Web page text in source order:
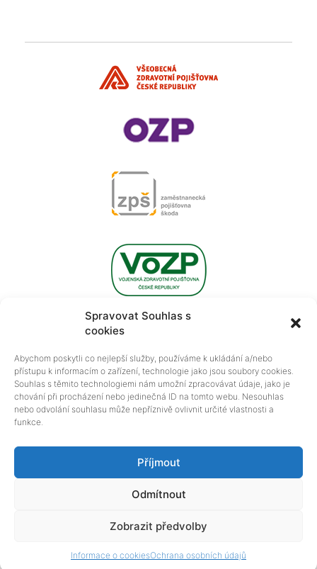
Spravovat Souhlas s
cookies
Abychom poskytli co nejlepší služby, používáme k ukládání a/nebo
přístupu k informacím o zařízení, technologie jako jsou soubory cookies.
Souhlas s těmito technologiemi nám umožní zpracovávat údaje, jako je
chování při procházení nebo jedinečná ID na tomto webu. Nesouhlas
nebo odvolání souhlasu může nepříznivě ovlivnit určité vlastnosti a
funkce.
Příjmout
Odmítnout
Zobrazit předvolby
Informace o cookiesOchrana osobních údajů
Ochrana osobních údajů |Informace o cookies
326 992 059, 326 701 593
Klasické zobrazení